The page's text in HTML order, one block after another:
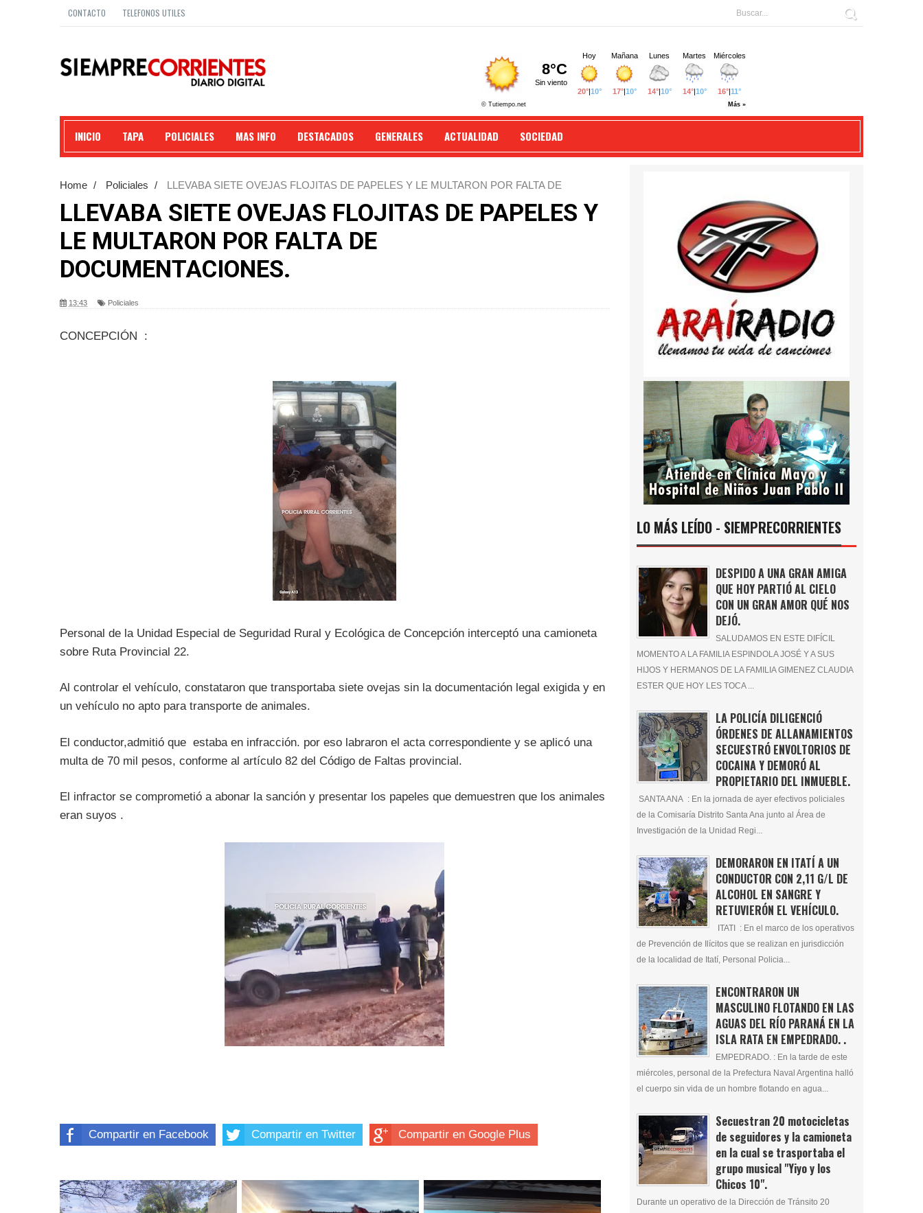
CONTACTO TELEFONOS UTILES
INICIO TAPA POLICIALES MAS INFO DESTACADOS GENERALES ACTUALIDAD SOCIEDAD
Home / Policiales /
LLEVABA SIETE OVEJAS FLOJITAS DE PAPELES Y LE MULTARON POR FALTA DE
LLEVABA SIETE OVEJAS FLOJITAS DE PAPELES Y
LE MULTARON POR FALTA DE
DOCUMENTACIONES.
13:43 Policiales
CONCEPCIÓN :
Personal de la Unidad Especial de Seguridad Rural y Ecológica de Concepción interceptó una camioneta
sobre Ruta Provincial 22.
Al controlar el vehículo, constataron que transportaba siete ovejas sin la documentación legal exigida y en
un vehículo no apto para transporte de animales.
El conductor,admitió que estaba en infracción. por eso labraron el acta correspondiente y se aplicó una
multa de 70 mil pesos, conforme al artículo 82 del Código de Faltas provincial.
El infractor se comprometió a abonar la sanción y presentar los papeles que demuestren que los animales
eran suyos .
Compartir en Facebook Compartir en Twitter Compartir en Google Plus
LO MÁS LEÍDO - SIEMPRECORRIENTES
DESPIDO A UNA GRAN AMIGA
QUE HOY PARTIÓ AL CIELO
CON UN GRAN AMOR QUÉ NOS
DEJÓ.
SALUDAMOS EN ESTE DIFÍCIL
MOMENTO A LA FAMILIA ESPINDOLA JOSÉ Y A SUS
HIJOS Y HERMANOS DE LA FAMILIA GIMENEZ CLAUDIA
ESTER QUE HOY LES TOCA ...
LA POLICÍA DILIGENCIÓ
ÓRDENES DE ALLANAMIENTOS
SECUESTRÓ ENVOLTORIOS DE
COCAINA Y DEMORÓ AL
PROPIETARIO DEL INMUEBLE.
SANTA ANA : En la jornada de ayer efectivos policiales
de la Comisaría Distrito Santa Ana junto al Área de
Investigación de la Unidad Regi...
DEMORARON EN ITATÍ A UN
CONDUCTOR CON 2,11 G/L DE
ALCOHOL EN SANGRE Y
RETUVIERÓN EL VEHÍCULO.
ITATI : En el marco de los operativos
de Prevención de Ilícitos que se realizan en jurisdicción
de la localidad de Itatí, Personal Policia...
ENCONTRARON UN
MASCULINO FLOTANDO EN LAS
AGUAS DEL RÍO PARANÁ EN LA
ISLA RATA EN EMPEDRADO. .
EMPEDRADO. : En la tarde de este
miércoles, personal de la Prefectura Naval Argentina halló
el cuerpo sin vida de un hombre flotando en agua...
Secuestran 20 motocicletas
de seguidores y la camioneta
en la cual se trasportaba el
grupo musical "Yiyo y los
Chicos 10".
Durante un operativo de la Dirección de Tránsito 20